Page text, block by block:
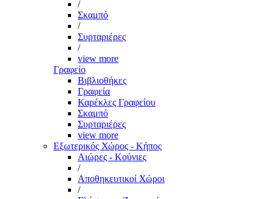
/
Σκαμπό
/
Συρταριέρες
/
view more
Γραφείο
Βιβλιοθήκες
Γραφεία
Καρέκλες Γραφείου
Σκαμπό
Συρταριέρες
view more
Εξωτερικός Χώρος - Κήπος
Αιώρες - Κούνιες
/
Αποθηκευτικοί Χώροι
/